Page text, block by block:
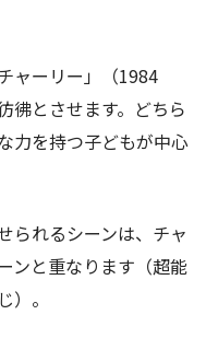
ャーリー」（1984
彿とさせます。どちら
力を持つ子どもが中心
られるシーンは、チャ
ンと重なります（超能
。